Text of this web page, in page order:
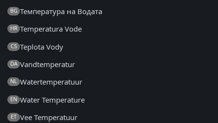
BG Температура на Водата
HR Temperatura Vode
CS Teplota Vody
DA Vandtemperatur
NL Watertemperatuur
EN Water Temperature
ET Vee Temperatuur